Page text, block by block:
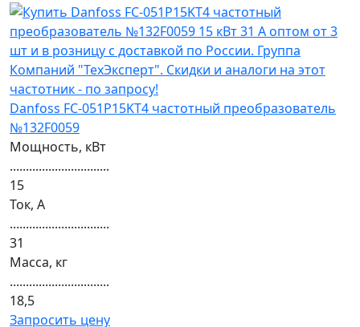
Danfoss FC-051P15KT4 частотный преобразователь
№132F0059
Мощность, кВт
...............................
15
Ток, А
...............................
31
Масса, кг
...............................
18,5
Запросить цену